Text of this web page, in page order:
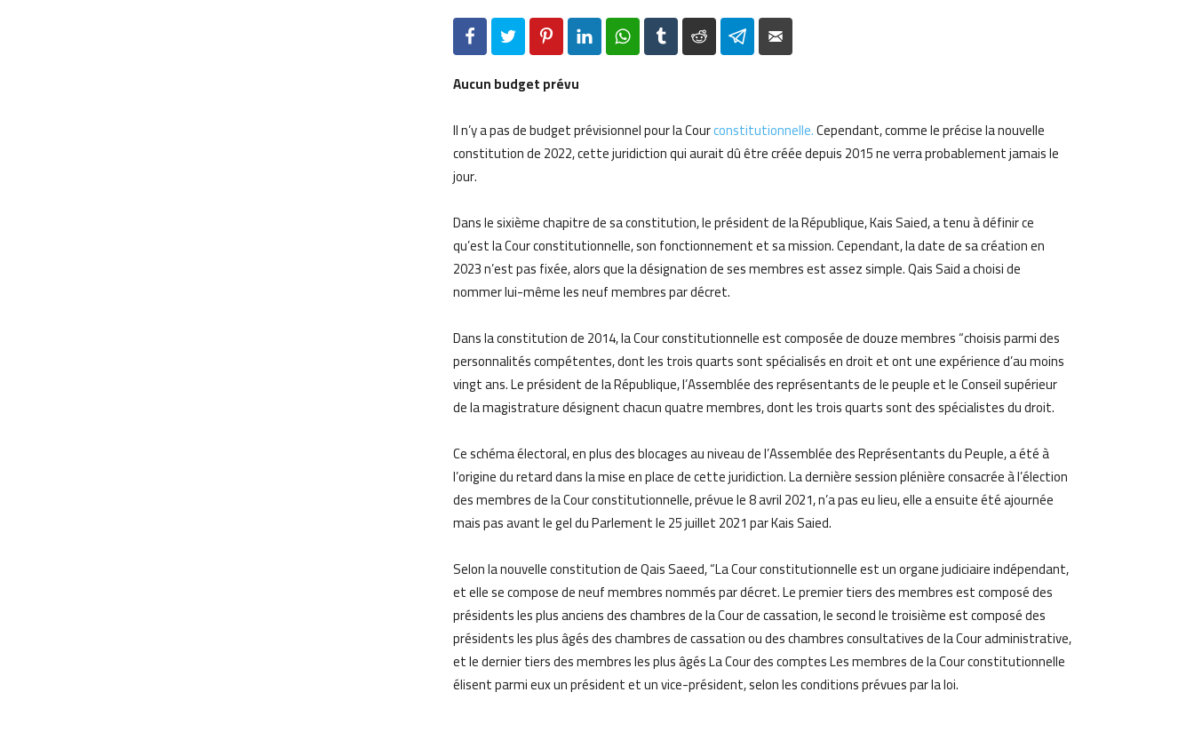
Facebook Twitter Pinterest LinkedIn WhatsAppTumblr Reddit Telegram
Aucun budget prévu
Il n’y a pas de budget prévisionnel pour la Courconstitutionnelle.Cependant, comme le précise la nouvelle
constitution de 2022, cette juridiction qui aurait dû être créée depuis 2015 ne verra probablement jamais le
jour.
Dans le sixième chapitre de sa constitution, le président de la République, Kais Saied, a tenu à définir ce
qu’est la Cour constitutionnelle, son fonctionnement et sa mission. Cependant, la date de sa création en
2023 n’est pas fixée, alors que la désignation de ses membres est assez simple. Qais Said a choisi de
nommer lui-même les neuf membres par décret.
Dans la constitution de 2014, la Cour constitutionnelle est composée de douze membres “choisis parmi des
personnalités compétentes, dont les trois quarts sont spécialisés en droit et ont une expérience d’au moins
vingt ans. Le président de la République, l’Assemblée des représentants de le peuple et le Conseil supérieur
de la magistrature désignent chacun quatre membres, dont les trois quarts sont des spécialistes du droit.
Ce schéma électoral, en plus des blocages au niveau de l’Assemblée des Représentants du Peuple, a été à
l’origine du retard dans la mise en place de cette juridiction. La dernière session plénière consacrée à l’élection
des membres de la Cour constitutionnelle, prévue le 8 avril 2021, n’a pas eu lieu, elle a ensuite été ajournée
mais pas avant le gel du Parlement le 25 juillet 2021 par Kais Saied.
Selon la nouvelle constitution de Qais Saeed, “La Cour constitutionnelle est un organe judiciaire indépendant,
et elle se compose de neuf membres nommés par décret. Le premier tiers des membres est composé des
présidents les plus anciens des chambres de la Cour de cassation, le second le troisième est composé des
présidents les plus âgés des chambres de cassation ou des chambres consultatives de la Cour administrative,
et le dernier tiers des membres les plus âgés La Cour des comptes Les membres de la Cour constitutionnelle
élisent parmi eux un président et un vice-président, selon les conditions prévues par la loi.